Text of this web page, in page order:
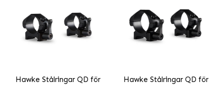
Hawke Stålringar QD för
Hawke Stålringar QD för